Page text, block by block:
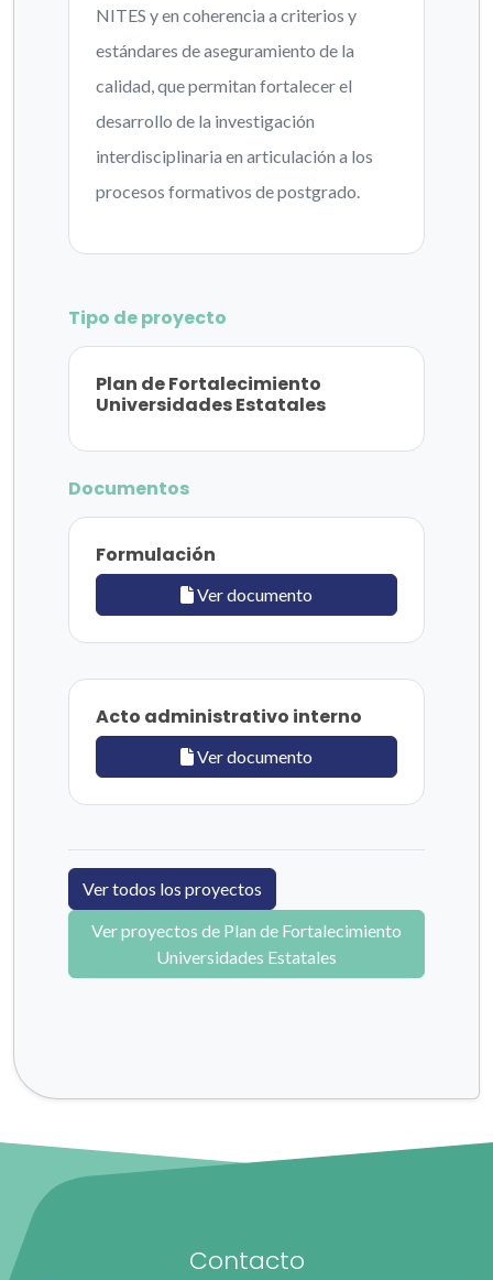
NITES y en coherencia a criterios y
estándares de aseguramiento de la
calidad, que permitan fortalecer el
desarrollo de la investigación
interdisciplinaria en articulación a los
procesos formativos de postgrado.
Tipo de proyecto
Plan de Fortalecimiento
Universidades Estatales
Documentos
Formulación
Ver documento
Acto administrativo interno
Ver documento
Ver todos los proyectos
Ver proyectos de Plan de Fortalecimiento
Universidades Estatales
Contacto